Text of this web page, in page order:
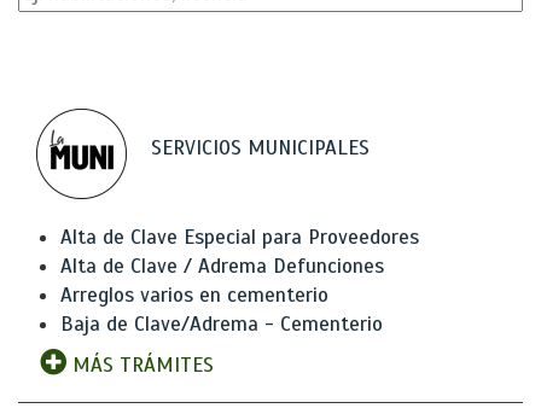
SERVICIOS MUNICIPALES
Alta de Clave Especial para Proveedores
Alta de Clave / Adrema Defunciones
Arreglos varios en cementerio
Baja de Clave/Adrema - Cementerio
MÁS TRÁMITES